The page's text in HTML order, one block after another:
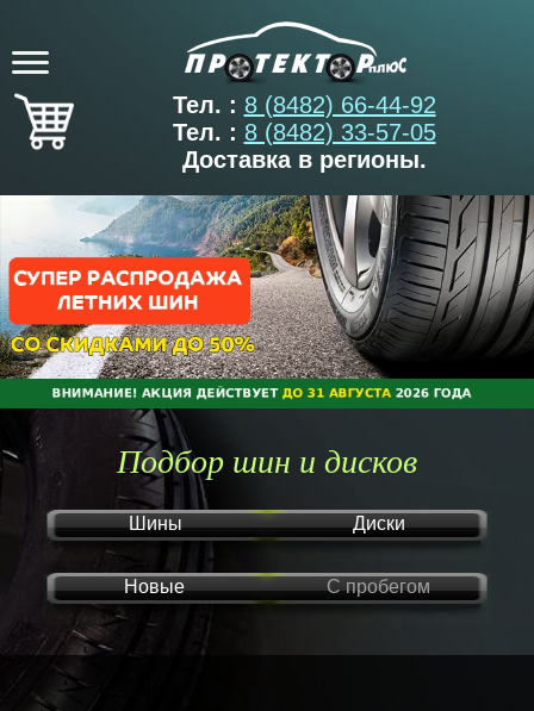
Тел. : 8 (8482) 66-44-92
Тел. : 8 (8482) 33-57-05
Доставка в регионы.
Подбор шин и дисков
Шины Диски
Новые С пробегом